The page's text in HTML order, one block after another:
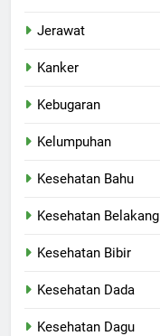
Jerawat
Kanker
Kebugaran
Kelumpuhan
Kesehatan Bahu
Kesehatan Belakang
Kesehatan Bibir
Kesehatan Dada
Kesehatan Dagu